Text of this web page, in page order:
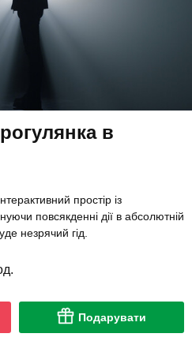
в
простір із
повсякденні дії в абсолютній
незрячий гід.
Подарувати